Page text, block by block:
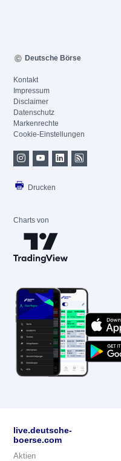
Deutsche Börse
Kontakt
Impressum
Disclaimer
Datenschutz
Markenrechte
Cookie-Einstellungen
Drucken
Charts von
live.deutsche-
boerse.com
Aktien